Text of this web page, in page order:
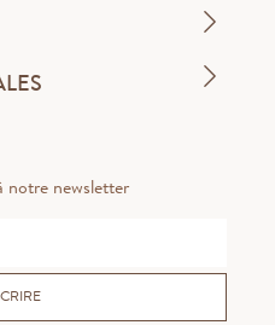
notre newsletter